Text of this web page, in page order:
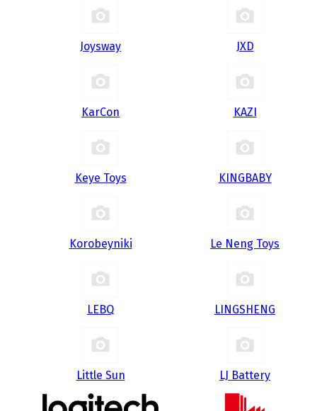
Joysway JXD
KarCon KAZI
Keye Toys KINGBABY
Korobeyniki Le Neng Toys
LEBQ LINGSHENG
Little Sun LJ Battery